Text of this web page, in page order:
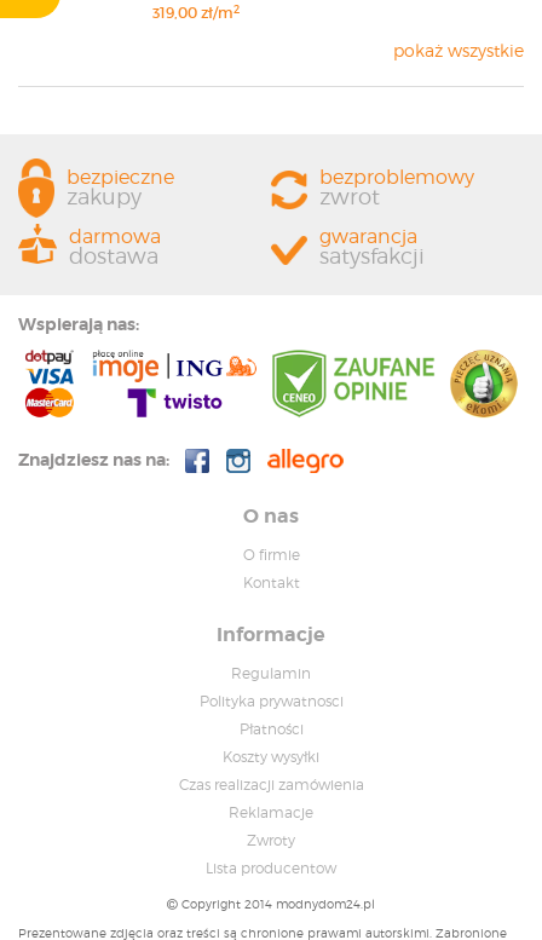
319,00 zł/m2
pokaż wszystkie
bezpieczne
zakupy
bezproblemowy
zwrot
darmowa
dostawa
gwarancja
satysfakcji
Wspierają nas:
Znajdziesz nas na:
O nas
O firmie
Kontakt
Informacje
Regulamin
Polityka prywatnosci
Płatności
Koszty wysyłki
Czas realizacji zamówienia
Reklamacje
Zwroty
Lista producentow
Copyright 2014 modnydom24.pl
Prezentowane zdjęcia oraz treści są chronione prawami autorskimi. Zabronione